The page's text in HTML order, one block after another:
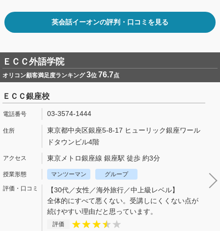
英会話イーオンの評判・口コミを見る
ＥＣＣ外語学院
オリコン顧客満足度ランキング3位 76.7点
ＥＣＣ銀座校
03-3574-1444
東京都中央区銀座5-8-17 ヒューリック銀座ワール
ドタウンビル4階
東京メトロ銀座線 銀座駅 徒歩 約3分
マンツーマン グループ
【30代／女性／海外旅行／中上級レベル】
全体的にすべて悪くない。受講しにくくない点が
続けやすい理由だと思っています。
評価